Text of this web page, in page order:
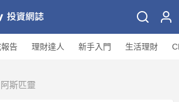
告 理財達人 新手入門 生活理財
阿斯匹靈